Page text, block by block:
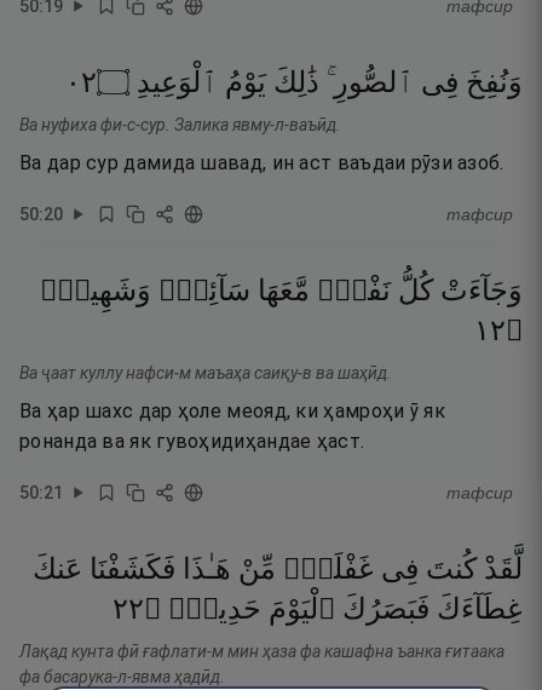
50:19 тафсир
وَنُفِخَ فِى ٱلصُّورِ ۚ ذَٰلِكَ يَوْمُ ٱلْوَعِيدِ ۝٢٠
Ва нуфиха фи-с-сур. Залика явму-л-ваъӣд.
Ва дар сур дамида шавад, ин аст ваъдаи рӯзи азоб.
50:20 тафсир
وَجَآءَتْ كُلُّ نَفْسٍۢ مَّعَهَا سَآئِقٌۭ وَشَهِيدٌۭ
۝٢١
Ва ҷаат куллу нафси-м маъаҳа саиқу-в ва шаҳӣд.
Ва ҳар шахс дар ҳоле меояд, ки ҳамроҳи ӯ як
ронанда ва як гувоҳидиҳандае ҳаст.
50:21 тафсир
لَّقَدْ كُنتَ فِى غَفْلَةٍۢ مِّنْ هَـٰذَا فَكَشَفْنَا عَنكَ
غِطَآءَكَ فَبَصَرُكَ ٱلْيَوْمَ حَدِيدٌۭ ۝٢٢
Лақад кунта фӣ ғафлати-м мин ҳаза фа кашафна ъанка ғитаака
фа басарука-л-явма ҳадӣд.